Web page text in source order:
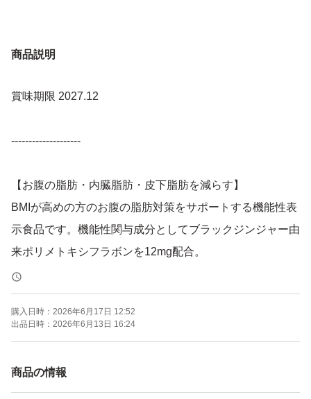
商品説明
賞味期限 2027.12
--------------------
【お腹の脂肪・内臓脂肪・皮下脂肪を減らす】
BMIが高めの方のお腹の脂肪対策をサポートする機能性表
示食品です。機能性関与成分としてブラックジンジャー由
来ポリメトキシフラボンを12mg配合。
【ダイエットを意識する方にうれしいサポート成分をバラ
ンスよく配合】
ブラックジンジャー由来ポリメトキシフラボンに加え、エ
購入日時： 2026年6月17日 12:52
出品日時： 2026年6月13日 16:24
商品の情報